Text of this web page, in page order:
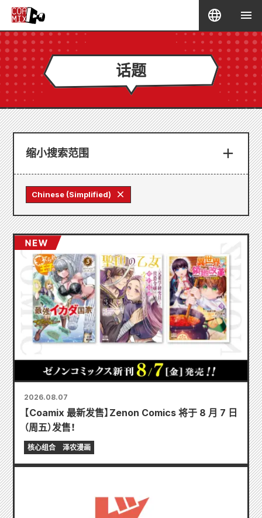
话题
缩小搜索范围
Chinese (Simplified)
2026.08.07
【Coamix 最新发售】Zenon Comics 将于 8 月 7 日
（周五）发售！
核心组合 泽农漫画